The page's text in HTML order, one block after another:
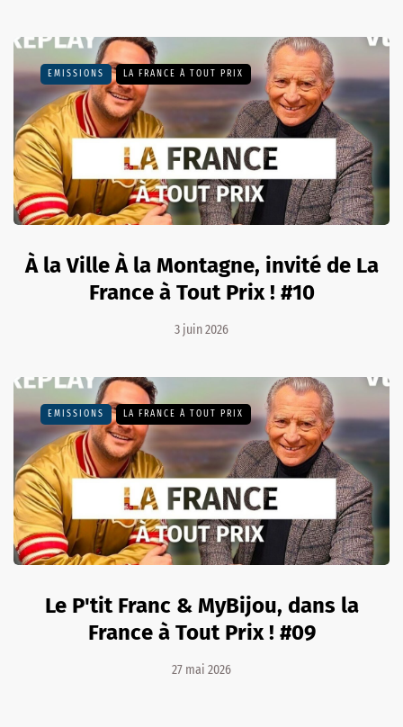
EMISSIONS LA FRANCE À TOUT PRIX
À la Ville À la Montagne, invité de La
France à Tout Prix ! #10
3 juin 2026
EMISSIONS LA FRANCE À TOUT PRIX
Le P'tit Franc & MyBijou, dans la
France à Tout Prix ! #09
27 mai 2026